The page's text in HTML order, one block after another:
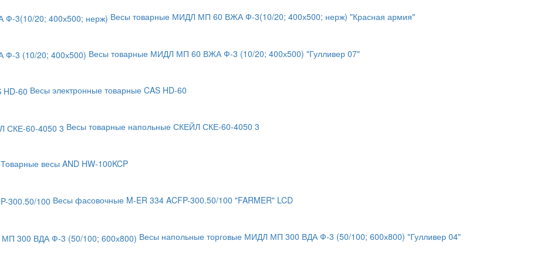
Весы товарные МИДЛ МП 60 ВЖА Ф-3(10/20; 400х500; нерж) "Красная армия"
Весы товарные МИДЛ МП 60 ВЖА Ф-3 (10/20; 400х500) "Гулливер 07"
Весы электронные товарные CAS HD-60
Весы товарные напольные СКЕЙЛ СКЕ-60-4050 3
Товарные весы AND HW-100KCP
Весы фасовочные M-ER 334 ACFP-300.50/100 "FARMER" LCD
Весы напольные торговые МИДЛ МП 300 ВДА Ф-3 (50/100; 600х800) "Гулливер 04"